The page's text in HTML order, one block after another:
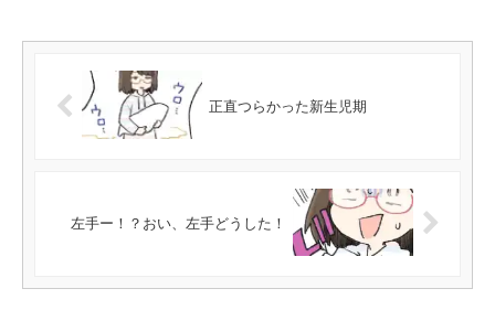
正直つらかった新生児期
左手ー！？おい、左手どうした！